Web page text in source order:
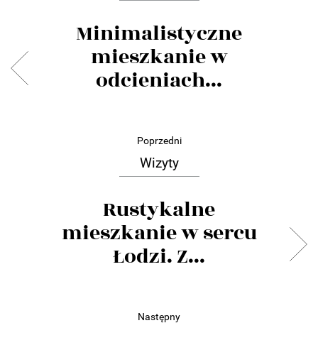
Minimalistyczne
mieszkanie w
odcieniach...
Poprzedni
Wizyty
Rustykalne
mieszkanie w sercu
Łodzi. Z...
Następny